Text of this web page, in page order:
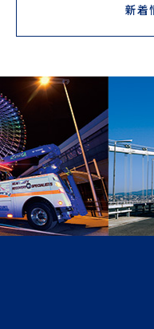
新着